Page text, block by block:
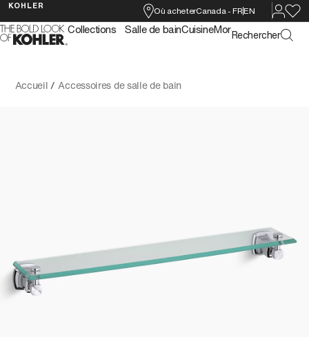
KOHLER
Où acheterCanada -FREN
Collections Salle de bainCuisineMore
Rechercher
Accueil/Accessoires de salle de bain